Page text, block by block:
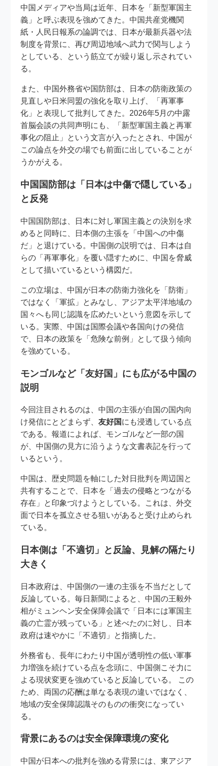
中国メディアや当局は近年、日本を「新型軍国主
義」と呼ぶ表現を強めてきた。中国共産党機関
紙・人民日報系の論調では、日本が最新兵器や法
制度を背景に、再び周辺地域へ武力で関与しよう
としている、という筋立てが繰り返し示されてい
る。
また、中国外務省や国防部は、日本の防衛政策の
見直しや日米同盟の強化を取り上げ、「再軍事
化」と表現して批判してきた。2026年5月の中露
首脳会談の共同声明にも、「新型軍国主義と再軍
事化の阻止」という文言が入ったとされ、中国が
この論点を外交の場でも前面に出していることが
うかがえる。
中国国防部は「日本は中傷で隠している」
と反発
中国国防部は、日本に対し軍国主義との決別を求
めると同時に、日本側の主張を「中国への中傷
だ」と退けている。中国側の説明では、日本は自
らの「再軍事化」を覆い隠すために、中国を脅威
として描いているという構図だ。
この立場は、中国が日本の防衛力強化を「防衛」
ではなく「軍拡」とみなし、アジア太平洋地域の
国々へも同じ認識を広めたいという意図を示して
いる。実際、中国は国際会議や各国向けの発信
で、日本の政策を「危険な前例」として扱う傾向
を強めている。
モンゴルなど「友好国」にも広がる中国の
説明
今回注目されるのは、中国の主張が自国の国内向
け発信にとどまらず、友好国にも浸透している点
である。報道によれば、モンゴルなど一部の国
が、中国側の見方に沿うような文書表記を行って
いるという。
中国は、歴史問題を軸にした対日批判を周辺国と
共有することで、日本を「過去の侵略とつながる
存在」と印象づけようとしている。これは、外交
面で日本を孤立させる狙いがあると受け止められ
ている。
日本側は「不適切」と反論、見解の隔たり
大きく
日本政府は、中国側の一連の主張を不当だとして
反論している。毎日新聞によると、中国の王毅外
相がミュンヘン安全保障会議で「日本には軍国主
義の亡霊が残っている」と述べたのに対し、日本
政府は速やかに「不適切」と指摘した。
外務省も、長年にわたり中国が透明性の低い軍事
力増強を続けている点を念頭に、中国側こそ力に
よる現状変更を強めていると反論している。 この
ため、両国の応酬は単なる表現の違いではなく、
地域の安全保障認識そのものの衝突になってい
る。
背景にあるのは安全保障環境の変化
中国が日本への批判を強める背景には、東アジア